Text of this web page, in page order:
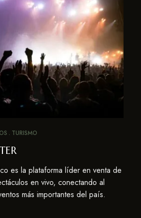
TURISMO
es la plataforma líder en venta de
en vivo, conectando al
más importantes del país.